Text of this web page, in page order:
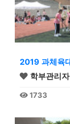
2019 과체육
학부관리자
1733